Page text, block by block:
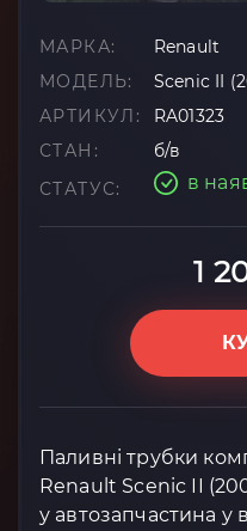
МАРКА:
Renault
МОДЕЛЬ:
Scenic II
АРТИКУЛ:
RA01323
СТАН:
б/в
СТАТУС:
в
1
Паливні трубки
Renault Scenic II
у автозапчастина у